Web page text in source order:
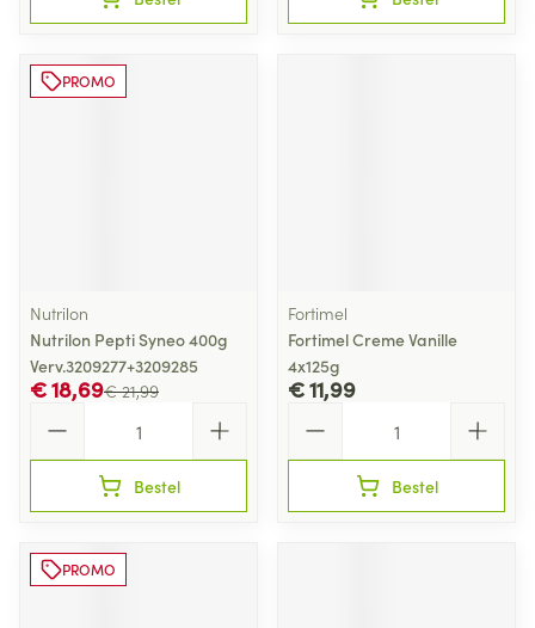
PROMO
Nutrilon
Nutrilon Pepti Syneo 400g
Verv.3209277+3209285
€ 21,99
€ 18,69
Bestel
Fortimel
Fortimel Creme Vanille
4x125g
€ 11,99
Bestel
PROMO